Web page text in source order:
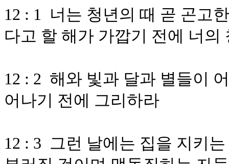
12 : 1 너는 청년의 때 곧 곤고
다고 할 해가 가깝기 전에 너의
12 : 2 해와 빛과 달과 별들이
어나기 전에 그리하라
12 : 3 그런 날에는 집을 지키